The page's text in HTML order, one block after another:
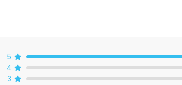
5
4
3